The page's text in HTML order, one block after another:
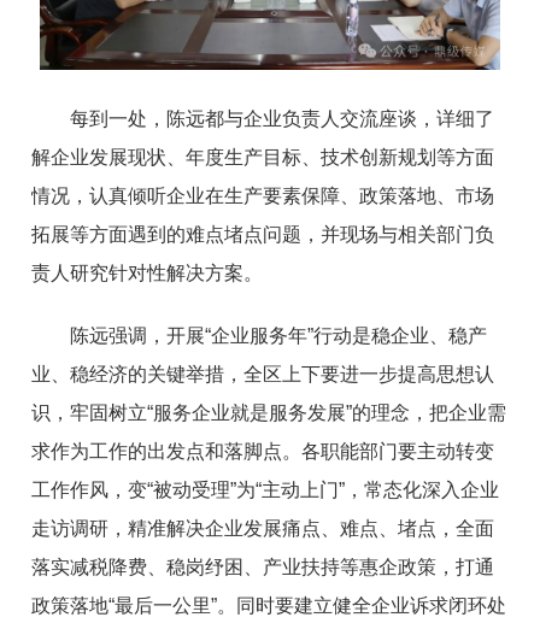
每到一处，陈远都与企业负责人交流座谈，详细了
解企业发展现状、年度生产目标、技术创新规划等方面
情况，认真倾听企业在生产要素保障、政策落地、市场
拓展等方面遇到的难点堵点问题，并现场与相关部门负
责人研究针对性解决方案。
陈远强调，开展“企业服务年”行动是稳企业、稳产
业、稳经济的关键举措，全区上下要进一步提高思想认
识，牢固树立“服务企业就是服务发展”的理念，把企业需
求作为工作的出发点和落脚点。各职能部门要主动转变
工作作风，变“被动受理”为“主动上门”，常态化深入企业
走访调研，精准解决企业发展痛点、难点、堵点，全面
落实减税降费、稳岗纾困、产业扶持等惠企政策，打通
政策落地“最后一公里”。同时要建立健全企业诉求闭环处